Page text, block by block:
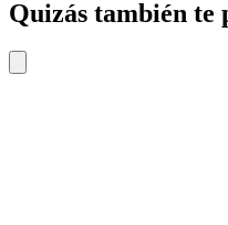
Quizás también te